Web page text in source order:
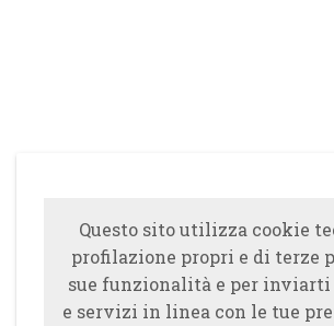
Questo sito utilizza cookie
profilazione propri e di terze
sue funzionalità e per
e servizi in linea con le tue